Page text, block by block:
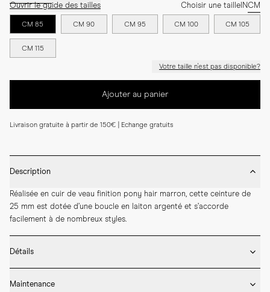
Ouvrir le guide des tailles Choisir une taille INCM
CM 85 CM 90 CM 95 CM 100 CM 105
CM 115
Votre taille n'est pas disponible?
Ajouter au panier
Livraison gratuite à partir de 150€ | Echange gratuits
Description
Réalisée en cuir de veau finition pony hair marron, cette ceinture de
25 mm est dotée d’une boucle en laiton argenté et s’accorde
facilement à de nombreux styles.
Détails
* Largeur de 25 mm
Maintenance